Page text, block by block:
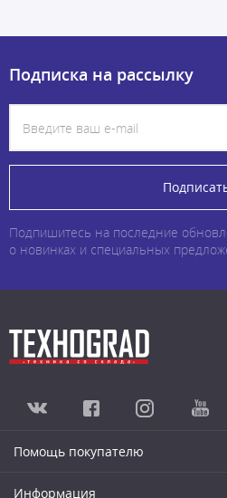
Подписка на рассылку
Подпишитесь на последние
о новинках и специальных
Помощь покупателю
Информация